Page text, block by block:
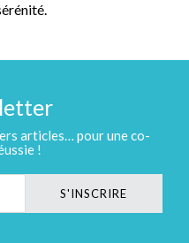
articles… pour une co-
!